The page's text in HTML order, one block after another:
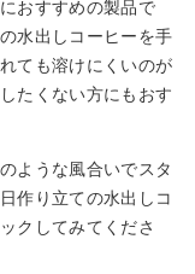
おすすめの製品で
水出しコーヒーを手
ても溶けにくいのが
たくない方にもおす
ような風合いでスタ
作り立ての水出しコ
クしてみてくださ